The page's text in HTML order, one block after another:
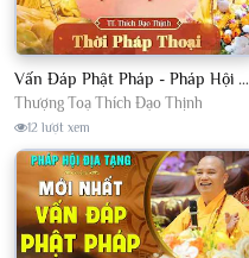
Vấn Đáp Phật Pháp - Pháp Hội Địa Tạng Ngày 01/08/2026│TT. Thích Đạo Thịnh
Thượng Toạ Thích Đạo Thịnh
12 lượt xem